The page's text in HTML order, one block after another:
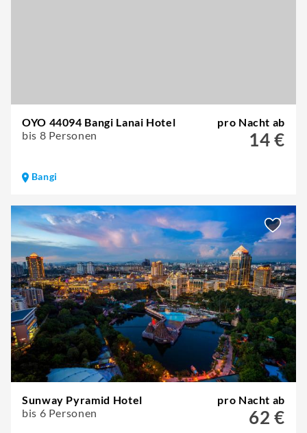
OYO 44094 Bangi Lanai Hotel
bis 8 Personen
pro Nacht ab
14 €
Bangi
Sunway Pyramid Hotel
bis 6 Personen
pro Nacht ab
62 €